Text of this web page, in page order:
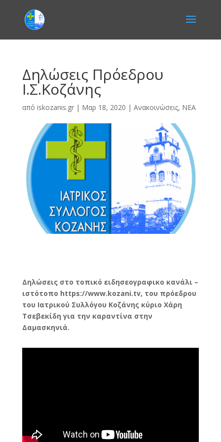
Δηλώσεις Πρόεδρου
Ι.Σ.Κοζάνης
από iskozanis.gr| Μαρ 18, 2020 | Ανακοινώσεις, ΝΕΑ
Δηλώσεις στο τοπικό ειδησεογραφικο κανάλι –
ιστότοπο https://www.kozani.tv, του πρόεδρου
του Ιατρικού Συλλόγου Κοζάνης κύριο Χάρη
Τσεβεκίδη για την καραντίνα στην
Δαμασκηνιά.